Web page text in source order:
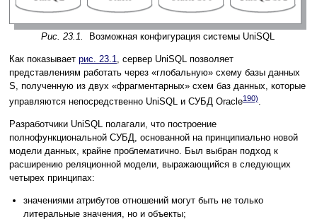
Рис. 23.1. Возможная конфигурация системы UniSQL
Как показывает рис. 23.1
, сервер UniSQL позволяет
представлениям работать через «глобальную» схему базы данных
S, полученную из двух «фрагментарных» схем баз данных, которые
управляются непосредственно UniSQL и СУБД Oracle190).
Разработчики UniSQL полагали, что построение
полнофункциональной СУБД, основанной на принципиально новой
модели данных, крайне проблематично. Был выбран подход к
расширению реляционной модели, выражающийся в следующих
четырех принципах:
значениями атрибутов отношений могут быть не только
литеральные значения, но и объекты;